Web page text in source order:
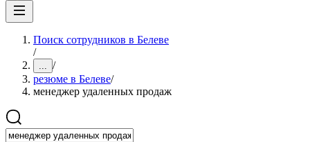
Поиск сотрудников в Белеве
/
... /
резюме в Белеве/
менеджер удаленных продаж